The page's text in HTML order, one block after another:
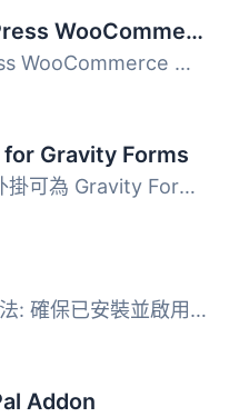
ICEPAY WordPress WooCommerce Online Payment plugin
在你的 WordPress WooCommerce 網店提供線上支付的功能。下載...
Gravity Forms
Click & Pledge 外掛可為 Gravity Forms 提供信用卡付款...
外掛特色: 使用方法: 確保已安裝並啟用 WooCommerce 外掛，...
Addon